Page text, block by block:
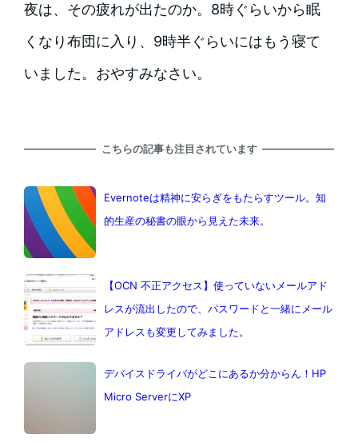
夜は、その疲れが出たのか。8時ぐらいから眠
くなり布団に入り、9時半ぐらいにはもう寝て
いました。おやすみなさい。
こちらの記事も注目されています
Evernoteは精神に安らぎをもたらすツール。知
的生産の秘書の眼から見えた未来。
【OCN 不正アクセス】使っていないメールアド
レスが流出したので、パスワードと一緒にメール
アドレスも変更してみました。
デバイスドライバがどこにあるか分からん！HP
Micro ServerにXP